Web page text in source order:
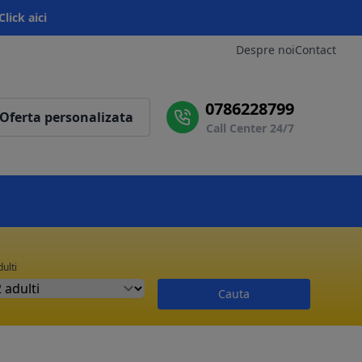
aici
Despre noiContact
Oferta personalizata 0786228799
Call Center 24/7
Cauta